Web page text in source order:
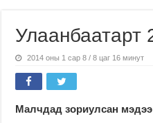
Улаанбаатарт
2014 оны 1 сар 8 / 8 цаг 16 минут
Малчдад зориулсан